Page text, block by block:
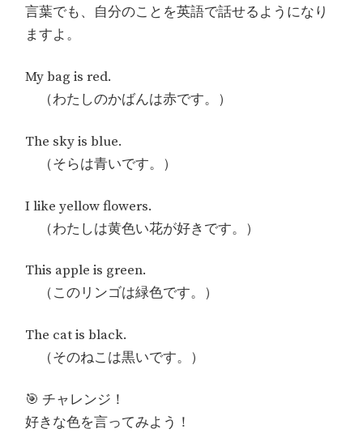
言葉でも、自分のことを英語で話せるようになり
ますよ。
My bag is red.
（わたしのかばんは赤です。）
The sky is blue.
（そらは青いです。）
I like yellow flowers.
（わたしは黄色い花が好きです。）
This apple is green.
（このリンゴは緑色です。）
The cat is black.
（そのねこは黒いです。）
🎯 チャレンジ！
好きな色を言ってみよう！